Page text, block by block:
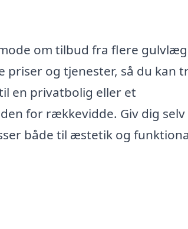
om tilbud fra flere
priser og tjenester, så du kan
en privatbolig eller et
for rækkevidde. Giv dig selv
både til æstetik og